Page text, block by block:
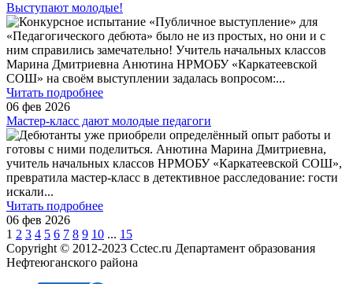
Выступают молодые!
Конкурсное испытание «Публичное выступление» для
«Педагогического дебюта» было не из простых, но они и с
ним справились замечательно! Учитель начальных классов
Марина Дмитриевна Анютина НРМОБУ «Каркатеевской
СОШ» на своём выступлении задалась вопросом:...
Читать подробнее
06 фев 2026
Мастер-класс дают молодые педагоги
Дебютанты уже приобрели определённый опыт работы и
готовы с ними поделиться. Анютина Марина Дмитриевна,
учитель начальных классов НРМОБУ «Каркатеевской СОШ»,
превратила мастер-класс в детективное расследование: гости
искали...
Читать подробнее
06 фев 2026
1 2 3 4 5 6 7 8 9 10 ... 15
Copyright © 2012-2023 Cctec.ru Департамент образования
Нефтеюганского района